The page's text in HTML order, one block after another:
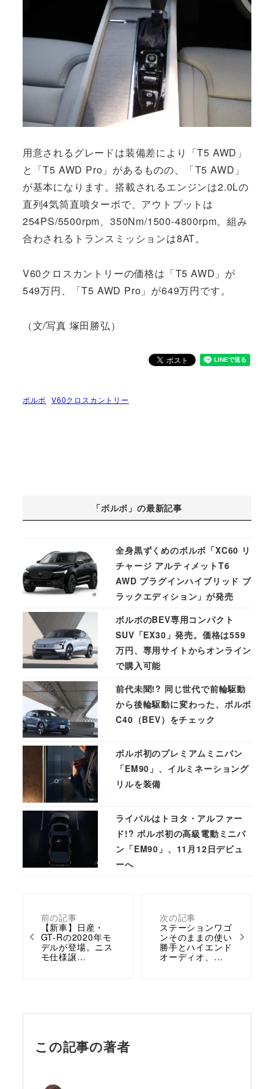
用意されるグレードは装備差により「T5 AWD」
と「T5 AWD Pro」があるものの、「T5 AWD」
が基本になります。搭載されるエンジンは2.0Lの
直列4気筒直噴ターボで、アウトプットは
254PS/5500rpm、350Nm/1500-4800rpm。組み
合わされるトランスミッションは8AT。
V60クロスカントリーの価格は「T5 AWD」が
549万円、「T5 AWD Pro」が649万円です。
（文/写真 塚田勝弘）
ボルボ V60クロスカントリー
前の記事
【新車】日産・
GT-Rの2020年モ
デルが登場。ニス
モ仕様譲…
次の記事
ステーションワゴ
ンそのままの使い
勝手とハイエンド
オーディオ、…
「ボルボ」の最新記事
全身黒ずくめのボルボ「XC60 リ
チャージ アルティメットT6
AWD プラグインハイブリッド ブ
ラックエディション」が発売
ボルボのBEV専用コンパクト
SUV「EX30」発売。価格は559
万円、専用サイトからオンライン
で購入可能
前代未聞!? 同じ世代で前輪駆動
から後輪駆動に変わった、ボルボ
C40（BEV）をチェック
ボルボ初のプレミアムミニバン
「EM90」、イルミネーショング
リルを装備
ライバルはトヨタ・アルファー
ド!? ボルボ初の高級電動ミニバ
ン「EM90」、11月12日デビュ
ーへ
この記事の著者